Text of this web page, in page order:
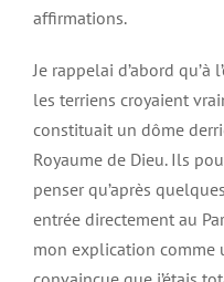
affirmations.
Je rappelai d’abord qu’à
les terriens croyaient
constituait un dôme
Royaume de Dieu. Ils
penser qu’après
entrée directement au
mon explication comme